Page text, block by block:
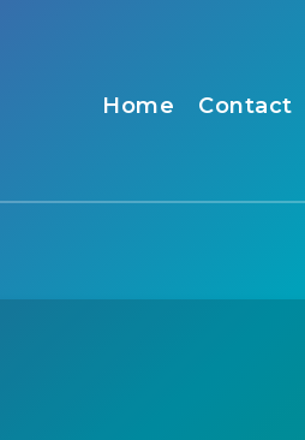
Home Contact